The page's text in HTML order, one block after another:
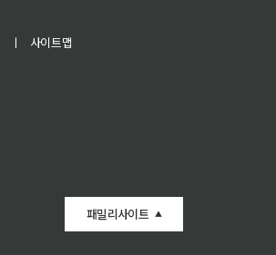
ㅣ
사이트맵
패밀리사이트